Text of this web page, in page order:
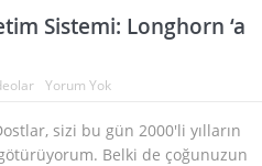
Sistemi: Longhorn ‘a
Yorum Yok
sizi bu gün 2000'li yılların
Belki de çoğunuzun